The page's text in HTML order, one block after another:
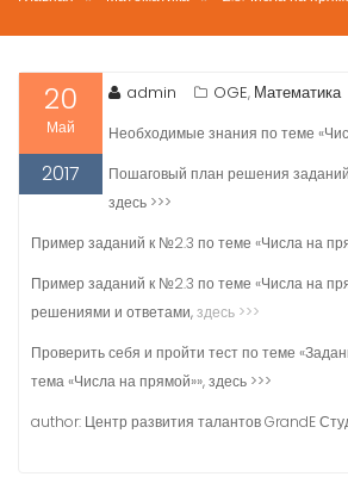
20
Май
2017
admin OGE, Математика
Необходимые знания по теме
Пошаговый план решения
здесь >>>
Пример заданий к №2.3 по теме «Числа на
Пример заданий к №2.3 по теме «Числа на
решениями и ответами,здесь >>>
Проверить себя и пройти тест по теме
тема «Числа на прямой»», здесь >>>
author: Центр развития талантов GrandE